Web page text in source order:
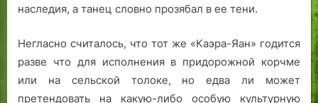
наследия, а танец словно прозябал в ее тени.
Негласно считалось, что тот же «Каэра-Яан» годится
разве что для исполнения в придорожной корчме
или на сельской толоке, но едва ли может
претендовать на какую-либо особую культурную